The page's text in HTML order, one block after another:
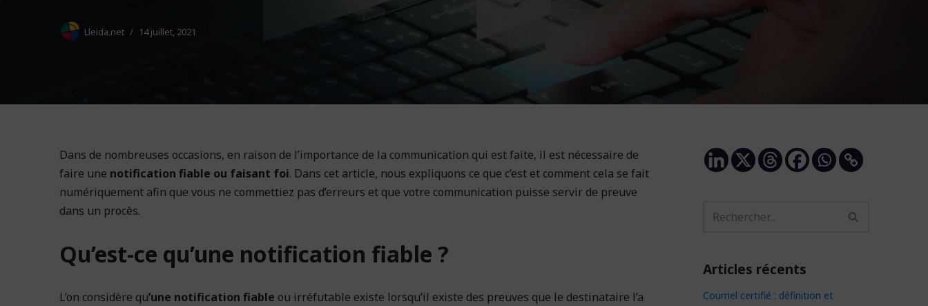
Lleida.net 14 juillet, 2021
Dans de nombreuses occasions, en raison de l’importance de la communication qui est faite, il est nécessaire de
faire une notification fiable ou faisant foi. Dans cet article, nous expliquons ce que c’est et comment cela se fait
numériquement afin que vous ne commettiez pas d’erreurs et que votre communication puisse servir de preuve
dans un procès.
Qu’est-ce qu’une notification fiable ?
L’on considère qu’une notification fiable ou irréfutable existe lorsqu’il existe des preuves que le destinataire l’a
Articles récents
Courriel certifié : définition et